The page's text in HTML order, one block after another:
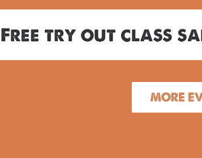
Free try out class
MORE